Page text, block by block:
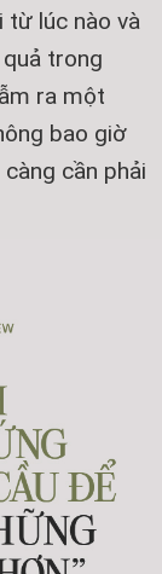
từ lúc nào và
trong
ra một
bao giờ
cần phải